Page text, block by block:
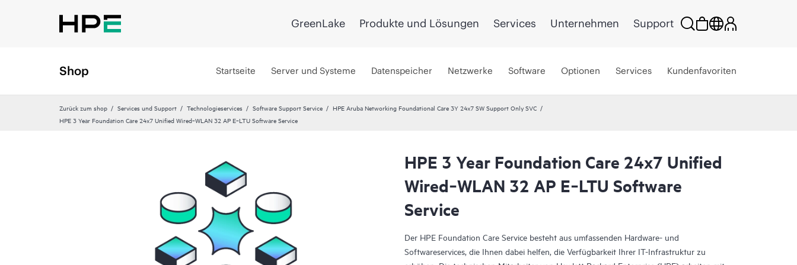
GreenLake Produkte und Lösungen Services Unternehmen Support
Shop Startseite Server und Systeme Datenspeicher Netzwerke Software Optionen Services Kundenfavoriten
Zurück zum shop Services und Support Technologieservices Software Support Service
HPE Aruba Networking Foundational Care 3Y 24x7 SW Support Only SVC
HPE 3 Year Foundation Care 24x7 Unified Wired‑WLAN 32 AP E‑LTU Software Service
HPE 3 Year Foundation Care 24x7 Unified
Wired‑WLAN 32 AP E‑LTU Software
Service
Der HPE Foundation Care Service besteht aus umfassenden Hardware- und
Softwareservices, die Ihnen dabei helfen, die Verfügbarkeit Ihrer IT-Infrastruktur zu